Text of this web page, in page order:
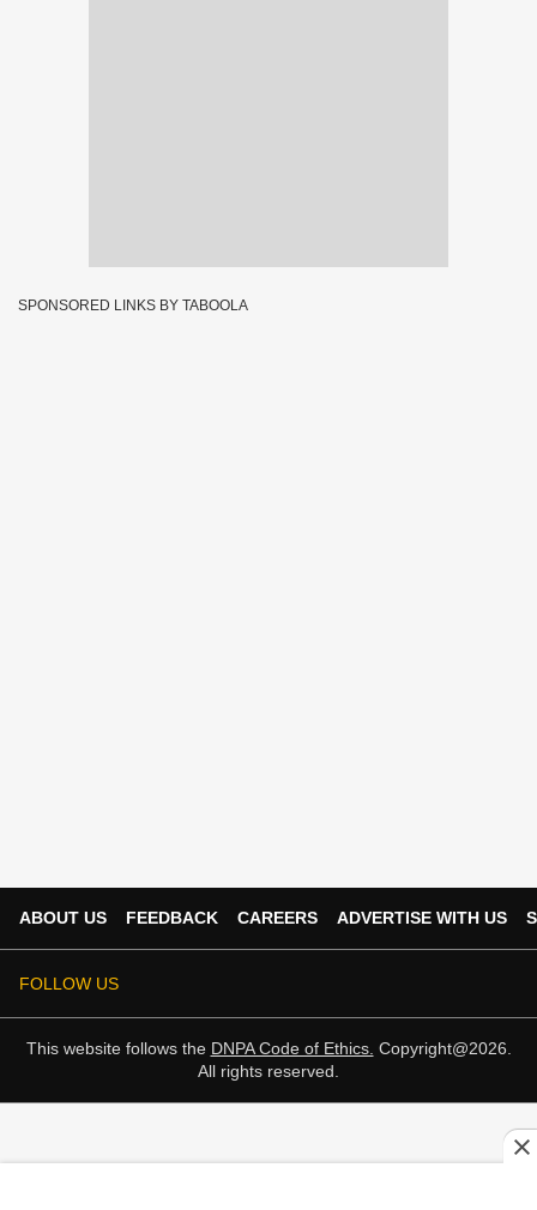
SPONSORED LINKS BY TABOOLA
ABOUT US FEEDBACK CAREERS ADVERTISE WITH US
FOLLOW US
This website follows the DNPA Code of Ethics. Copyright@2026.
All rights reserved.